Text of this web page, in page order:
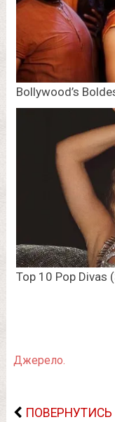
Джерело.
ПОВЕРНУТИСЬ